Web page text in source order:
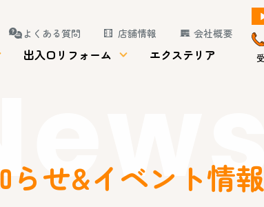
よくある質問 店舗情報 会社概要
出入口リフォーム エクステリア
らせ&イベント情報